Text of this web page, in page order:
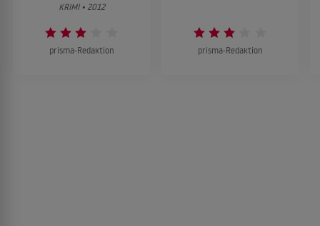
KRIMI • 2012
prisma-Redaktion prisma-Redaktion